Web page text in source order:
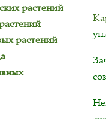
растений
растений